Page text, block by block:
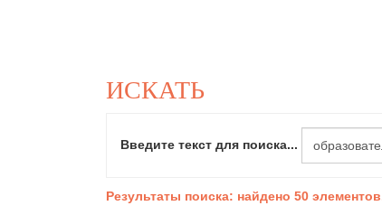
ИСКАТЬ
Введите текст для поиска...
Результаты поиска: найдено 50